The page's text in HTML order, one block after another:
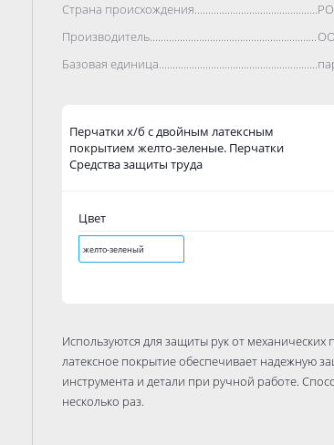
Страна
Базовая
Перчатки х/б с двойным латексным
покрытием желто-зеленые. Перчатки
Средства защиты труда
Цвет
желто-зеленый
Используются для защиты рук от
латексное покрытие обеспечивает надежную
инструмента и детали при ручной работе.
несколько раз.